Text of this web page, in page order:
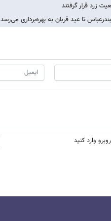
زرد قرار گرفتند
تا عید قربان به بهره‌برداری می‌رسد
وارد کنید